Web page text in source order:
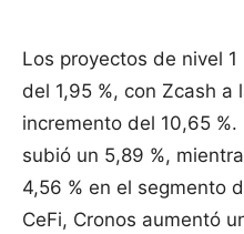
Los proyectos de nivel
del 1,95 %, con Zcash a
incremento del 10,65 %.
subió un 5,89 %,
4,56 % en el segmento
CeFi, Cronos aumentó